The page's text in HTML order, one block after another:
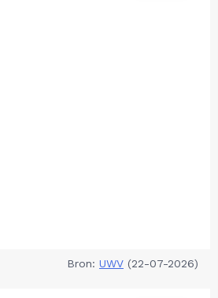
Bron: UWV (22-07-2026)